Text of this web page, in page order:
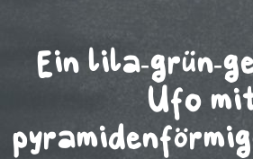
Ein lila-grün-
Ufo